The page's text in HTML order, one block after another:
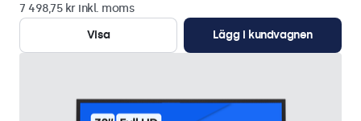
7 498,75 kr inkl. moms
Visa
Lägg i kundvagnen